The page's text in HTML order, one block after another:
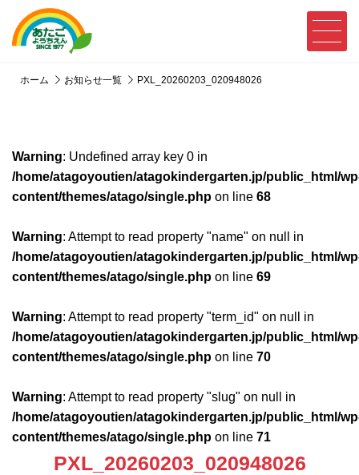
ホーム お知らせ一覧 PXL_20260203_020948026
Warning: Undefined array key 0 in
/home/atagoyoutien/atagokindergarten.jp/public_html/
content/themes/atago/single.php on line 68
Warning: Attempt to read property "name" on null in
/home/atagoyoutien/atagokindergarten.jp/public_html/
content/themes/atago/single.php on line 69
Warning: Attempt to read property "term_id" on null in
/home/atagoyoutien/atagokindergarten.jp/public_html/
content/themes/atago/single.php on line 70
Warning: Attempt to read property "slug" on null in
/home/atagoyoutien/atagokindergarten.jp/public_html/
content/themes/atago/single.php on line 71
PXL_20260203_020948026